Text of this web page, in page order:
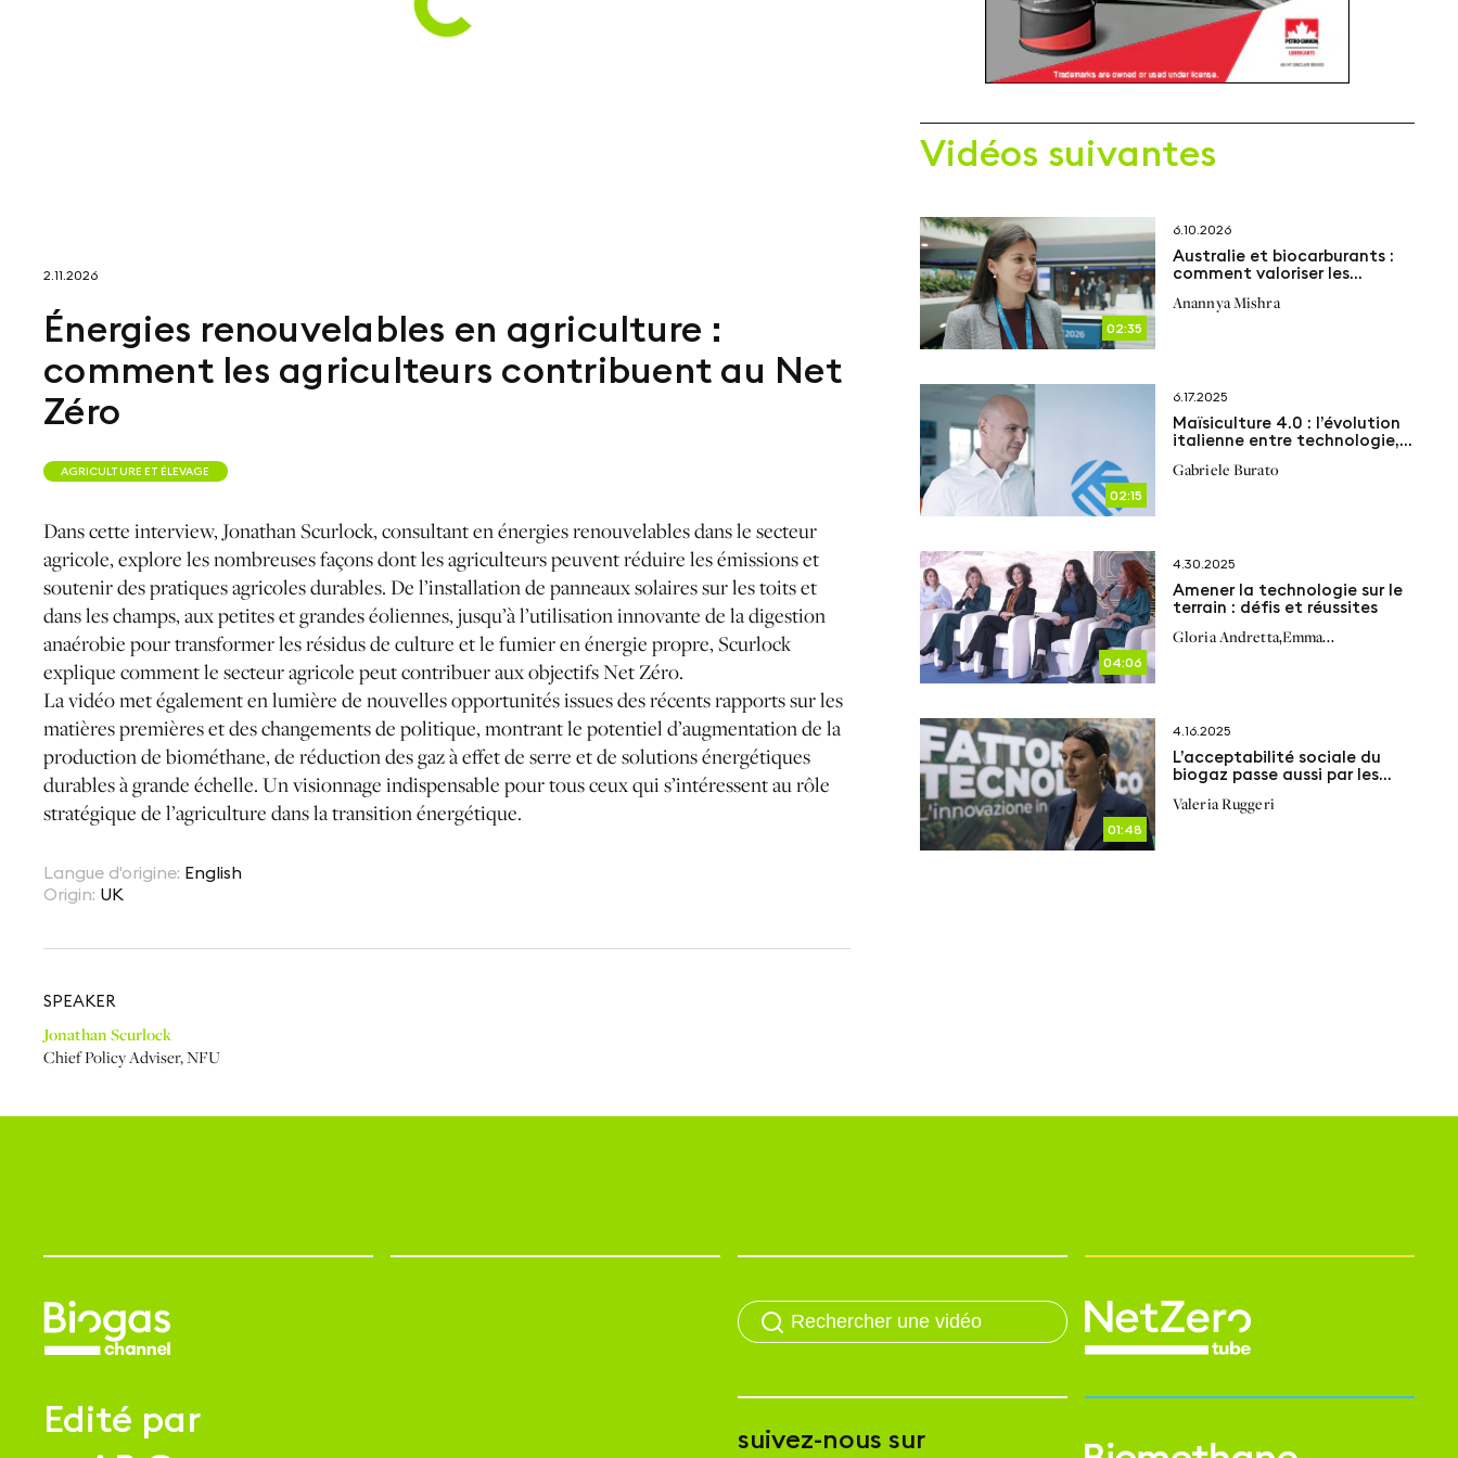
2.11.2026
Énergies renouvelables en agriculture :
comment les agriculteurs contribuent au Net
Zéro
AGRICULTURE ET ÉLEVAGE
Dans cette interview, Jonathan Scurlock, consultant en énergies renouvelables dans le secteur
agricole, explore les nombreuses façons dont les agriculteurs peuvent réduire les émissions et
soutenir des pratiques agricoles durables. De l’installation de panneaux solaires sur les toits et
dans les champs, aux petites et grandes éoliennes, jusqu’à l’utilisation innovante de la digestion
anaérobie pour transformer les résidus de culture et le fumier en énergie propre, Scurlock
explique comment le secteur agricole peut contribuer aux objectifs Net Zéro.
La vidéo met également en lumière de nouvelles opportunités issues des récents rapports sur les
matières premières et des changements de politique, montrant le potentiel d’augmentation de la
production de biométhane, de réduction des gaz à effet de serre et de solutions énergétiques
durables à grande échelle. Un visionnage indispensable pour tous ceux qui s’intéressent au rôle
stratégique de l’agriculture dans la transition énergétique.
Langue d'origine: English
Origin: UK
SPEAKER
Jonathan Scurlock
Chief Policy Adviser,NFU
Vidéos suivantes
02:35
6.10.2026
Australie et biocarburants :
comment valoriser les
Anannya Mishra
02:15
6.17.2025
Maïsiculture 4.0 : l’évolution
italienne entre technologie,
Gabriele Burato
04:06
4.30.2025
Amener la technologie sur le
terrain : défis et réussites
Gloria Andretta,Emma
01:48
4.16.2025
L’acceptabilité sociale du
biogaz passe aussi par les
Malgherosse
Valeria Ruggeri
Edité par
suivez-nous sur